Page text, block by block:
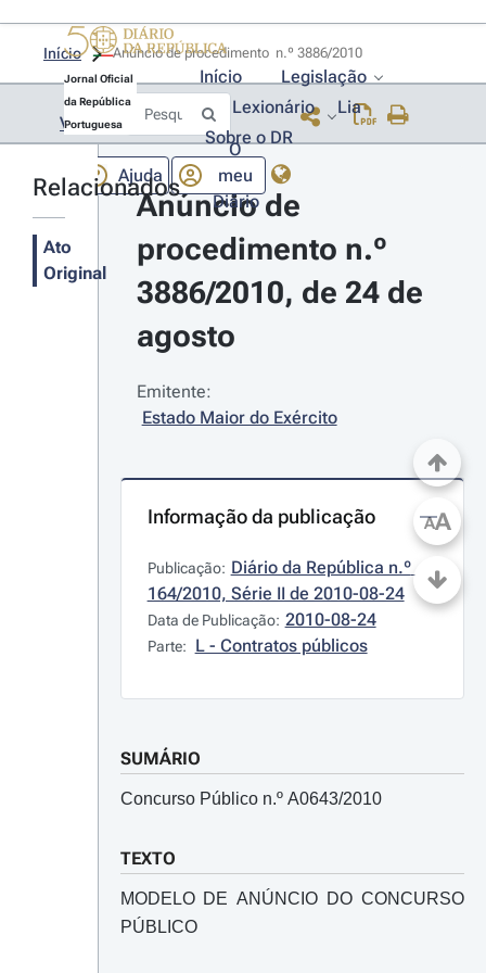
Jornal Oficial
da República
Portuguesa
Início
Legislação
Lexionário
Lia
Sobre o DR
Ajuda
O
meu
Diário
Início
Voltar
Relacionados
Ato
Original
Anúncio de
procedimento n.º
3886/2010, de 24 de
agosto
Emitente:
Estado Maior do Exército
Informação da publicação
Publicação: Diário da República n.º
164/2010, Série II de 2010-08-24
Data de Publicação: 2010-08-24
Parte: L - Contratos públicos
SUMÁRIO
Concurso Público n.º A0643/2010
TEXTO
MODELO DE ANÚNCIO DO CONCURSO
PÚBLICO
AA